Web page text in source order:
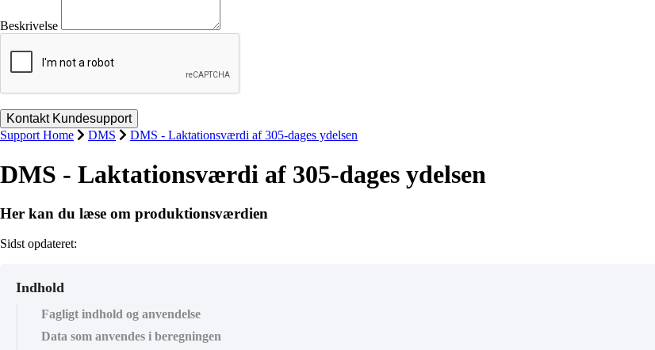
Beskrivelse
Support Home DMS DMS - Laktationsværdi af 305-dages ydelsen
DMS - Laktationsværdi af 305-dages ydelsen
Her kan du læse om produktionsværdien
Sidst opdateret:
Indhold
Fagligt indhold og anvendelse
Data som anvendes i beregningen